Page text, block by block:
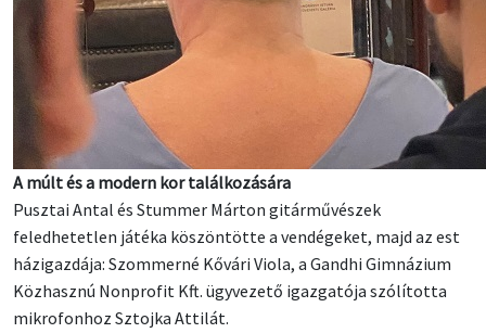
A múlt és a modern kor találkozására
Pusztai Antal és Stummer Márton gitárművészek
feledhetetlen játéka köszöntötte a vendégeket, majd az est
házigazdája: Szommerné Kővári Viola, a Gandhi Gimnázium
Közhasznú Nonprofit Kft. ügyvezető igazgatója szólította
mikrofonhoz Sztojka Attilát.